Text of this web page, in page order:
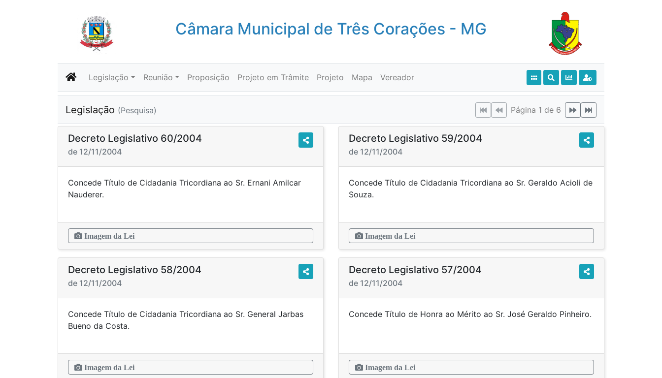
Câmara Municipal de Três Corações - MG
Legislação Reunião Proposição Projeto em Trâmite Projeto Mapa Vereador
Legislação (Pesquisa) Página 1 de 6
Decreto Legislativo 60/2004
de 12/11/2004
Concede Título de Cidadania Tricordiana ao Sr. Ernani Amilcar
Nauderer.
Imagem da Lei
Decreto Legislativo 59/2004
de 12/11/2004
Concede Título de Cidadania Tricordiana ao Sr. Geraldo Acioli de
Souza.
Imagem da Lei
Decreto Legislativo 58/2004
de 12/11/2004
Concede Título de Cidadania Tricordiana ao Sr. General Jarbas
Bueno da Costa.
Imagem da Lei
Decreto Legislativo 57/2004
de 12/11/2004
Concede Título de Honra ao Mérito ao Sr. José Geraldo Pinheiro.
Imagem da Lei